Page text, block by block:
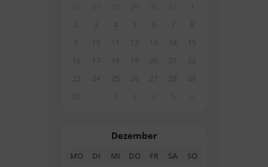
1
2
3 4 5 6 7
8
9
10 11 12 13 14
15
16
17 18 19 20 21
22
23
24 25 26 27 28
29
30
Dezember
MO DI MI DO FR SA SO